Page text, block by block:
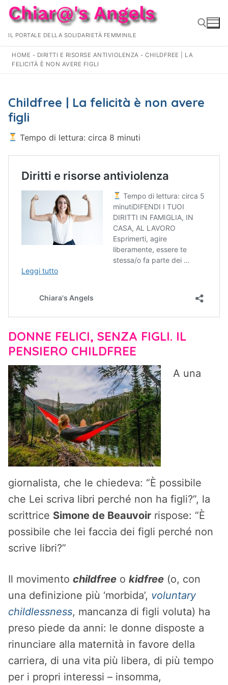
Vai
contenuto
IL PORTALE DELLA SOLIDARIETÀ FEMMINILE
HOME - DIRITTI E RISORSE ANTIVIOLENZA -CHILDFREE | LA
FELICITÀ È NON AVERE FIGLI
Childfree | La felicità è non avere
figli
Tempo di lettura: circa 8 minuti
DONNE FELICI, SENZA FIGLI. IL
PENSIERO CHILDFREE
A una
giornalista, che le chiedeva: “È possibile
che Lei scriva libri perché non ha figli?”, la
scrittrice Simone de Beauvoir rispose: “È
possibile che lei faccia dei figli perché non
scrive libri?”
Il movimento childfree o kidfree (o, con
una definizione più ‘morbida’, voluntary
childlessness, mancanza di figli voluta) ha
preso piede da anni: le donne disposte a
rinunciare alla maternità in favore della
carriera, di una vita più libera, di più tempo
per i propri interessi – insomma,